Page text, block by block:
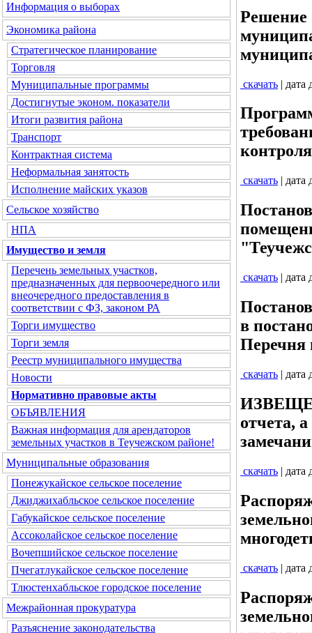
Информация о выборах
Экономика района
Стратегическое планирование
Торговля
Муниципальные программы
Достигнутые эконом. показатели
Итоги развития района
Транспорт
Контрактная система
Неформальная занятость
Исполнение майских указов
Сельское хозяйство
НПА
Имущество и земля
Перечень земельных участков,
предназначенных для первоочередного или
внеочередного предоставления в
соответствии с ФЗ, законом РА
Торги имущество
Торги земля
Реестр муниципального имущества
Новости
Нормативно правовые акты
ОБЪЯВЛЕНИЯ
Важная информация для арендаторов
земельных участков в Теучежском районе!
Муниципальные образования
Понежукайское сельское поселение
Джиджихабльское сельское поселение
Габукайское сельское поселение
Ассоколайское сельское поселение
Вочепшийское сельское поселение
Пчегатлукайское сельское поселение
Тлюстенхабльское городское поселение
Межрайонная прокуратура
Разъяснение законодательства
Решение
скачать | дата
скачать | дата
скачать | дата
в
Перечня
скачать | дата
отчета,
скачать | дата
скачать | дата